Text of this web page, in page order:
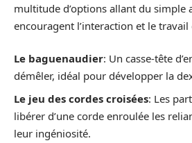
multitude d’options allant du simple
encouragent l’interaction et le travail
Le baguenaudier: Un casse-tête
démêler, idéal pour développer la
Le jeu des cordes croisées: Les
libérer d’une corde enroulée les
leur ingéniosité.